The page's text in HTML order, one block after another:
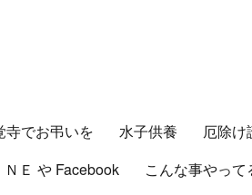
寺でお弔いを 水子供養 厄除け
ＮＥ や Facebook
こんな事やって